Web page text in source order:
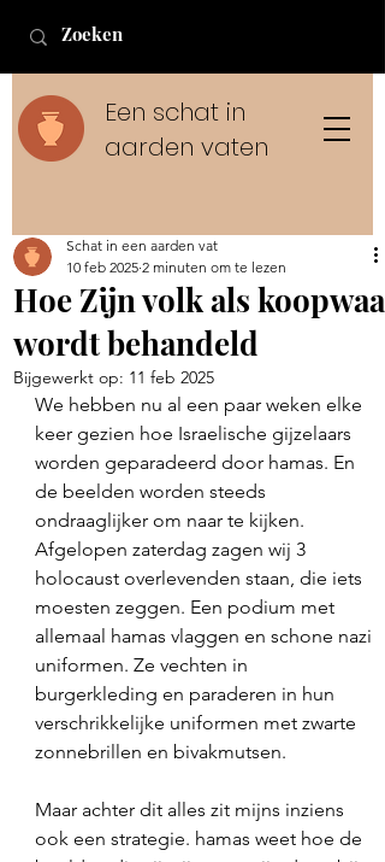
Een schat in
aarden vaten
Hoe Zijn volk als koopwaar
wordt behandeld
Schat in een aarden vat
10 feb 2025 2 minuten om te lezen
Bijgewerkt op: 11 feb 2025
We hebben nu al een paar weken elke
keer gezien hoe Israelische gijzelaars
worden geparadeerd door hamas. En
de beelden worden steeds
ondraaglijker om naar te kijken.
Afgelopen zaterdag zagen wij 3
holocaust overlevenden staan, die iets
moesten zeggen. Een podium met
allemaal hamas vlaggen en schone nazi
uniformen. Ze vechten in
burgerkleding en paraderen in hun
verschrikkelijke uniformen met zwarte
zonnebrillen en bivakmutsen.
Maar achter dit alles zit mijns inziens
ook een strategie. hamas weet hoe de